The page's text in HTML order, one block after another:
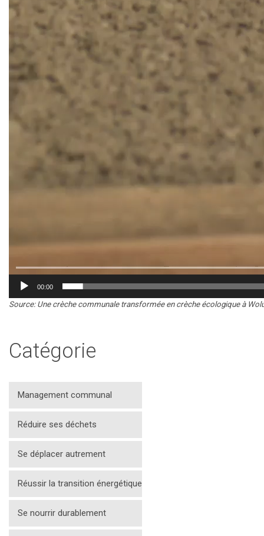
00:00
Source: Une crèche communale transformée en crèche écologique à
Catégorie
Management communal
Réduire ses déchets
Se déplacer autrement
Réussir la transition énergétique
Se nourrir durablement